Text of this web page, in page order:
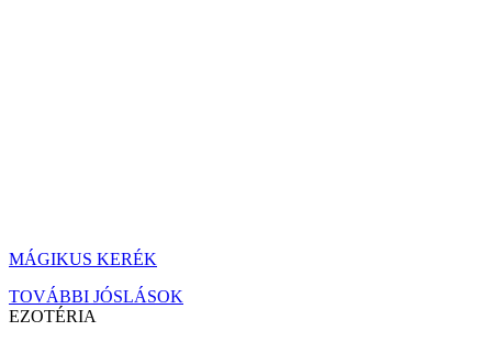
MÁGIKUS KERÉK
TOVÁBBI JÓSLÁSOK
EZOTÉRIA